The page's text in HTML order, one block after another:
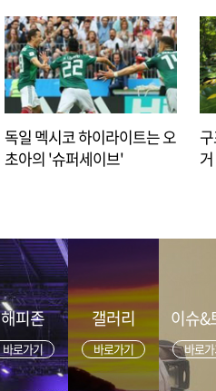
독일 멕시코 하이라이트는 오
초아의 '슈퍼세이브'
해피존
바로가기
갤러리
바로가기
이슈&
바로